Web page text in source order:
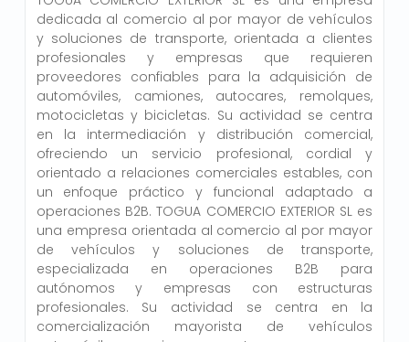
dedicada al comercio al por mayor de vehículos
y soluciones de transporte, orientada a clientes
profesionales y empresas que requieren
proveedores confiables para la adquisición de
automóviles, camiones, autocares, remolques,
motocicletas y bicicletas. Su actividad se centra
en la intermediación y distribución comercial,
ofreciendo un servicio profesional, cordial y
orientado a relaciones comerciales estables, con
un enfoque práctico y funcional adaptado a
operaciones B2B. TOGUA COMERCIO EXTERIOR SL es
una empresa orientada al comercio al por mayor
de vehículos y soluciones de transporte,
especializada en operaciones B2B para
autónomos y empresas con estructuras
profesionales. Su actividad se centra en la
comercialización mayorista de vehículos